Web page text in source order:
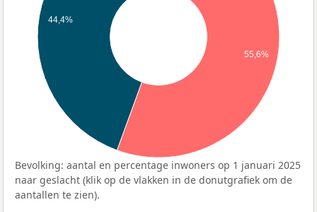
44,4%
55,6%
Bevolking: aantal en percentage inwoners op 1 januari 2025
naar geslacht (klik op de vlakken in de donutgrafiek om de
aantallen te zien).